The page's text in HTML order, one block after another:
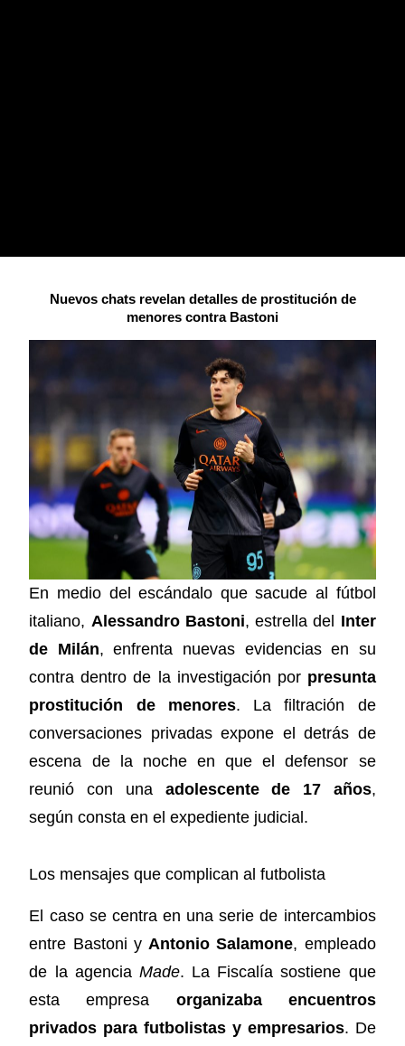
Nuevos chats revelan detalles de prostitución de
menores contra Bastoni
En medio del escándalo que sacude al fútbol
italiano, Alessandro Bastoni, estrella del Inter
de Milán, enfrenta nuevas evidencias en su
contra dentro de la investigación por presunta
prostitución de menores. La filtración de
conversaciones privadas expone el detrás de
escena de la noche en que el defensor se
reunió con una adolescente de 17 años,
según consta en el expediente judicial.
Los mensajes que complican al futbolista
El caso se centra en una serie de intercambios
entre Bastoni yAntonio Salamone, empleado
de la agencia Made. La Fiscalía sostiene que
esta empresa organizaba encuentros
privados para futbolistas y empresarios. De